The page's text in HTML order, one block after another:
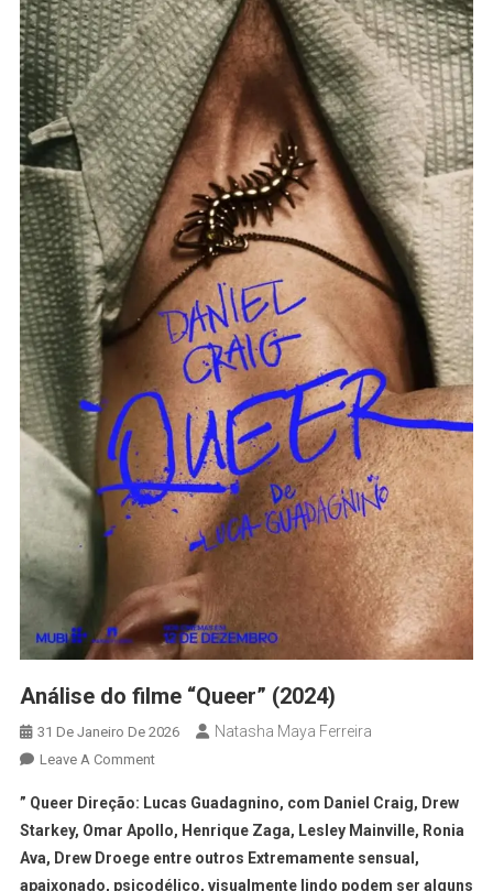
Análise do filme “Queer” (2024)
31 De Janeiro De 2026 Natasha Maya Ferreira
Leave A Comment
” Queer Direção: Lucas Guadagnino, com Daniel Craig, Drew
Starkey, Omar Apollo, Henrique Zaga, Lesley Mainville, Ronia
Ava, Drew Droege entre outros Extremamente sensual,
apaixonado, psicodélico, visualmente lindo podem ser alguns